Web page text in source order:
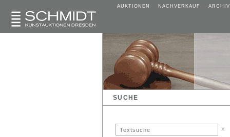
AUKTIONEN NACHVERKAUF ARCHIV
SUCHE
x